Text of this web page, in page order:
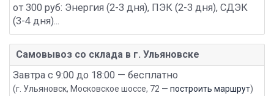
от 300 руб: Энергия (2-3 дня), ПЭК (2-3 дня), СДЭК
(3-4 дня)...
Самовывоз со склада в г. Ульяновске
Завтра с 9:00 до 18:00 — бесплатно
(г. Ульяновск, Московское шоссе, 72 — построить маршрут)